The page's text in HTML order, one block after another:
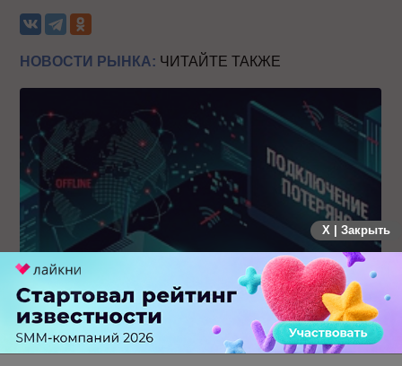
НОВОСТИ РЫНКА: ЧИТАЙТЕ ТАКЖЕ
Крупнейший сбой в рунете: пользователи не могут
попасть на популярные сайты
X | Закрыть